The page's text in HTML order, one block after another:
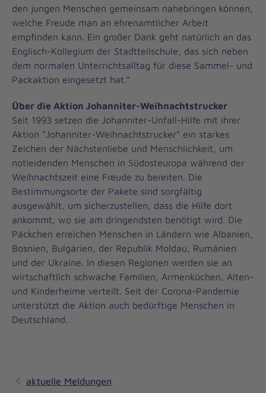
den jungen Menschen gemeinsam nahebringen können,
welche Freude man an ehrenamtlicher Arbeit
empfinden kann. Ein großer Dank geht natürlich an das
Englisch-Kollegium der Stadtteilschule, das sich neben
dem normalen Unterrichtsalltag für diese Sammel- und
Packaktion eingesetzt hat.“
Über die Aktion Johanniter-Weihnachtstrucker
Seit 1993 setzen die Johanniter-Unfall-Hilfe mit ihrer
Aktion "Johanniter-Weihnachtstrucker" ein starkes
Zeichen der Nächstenliebe und Menschlichkeit, um
notleidenden Menschen in Südosteuropa während der
Weihnachtszeit eine Freude zu bereiten. Die
Bestimmungsorte der Pakete sind sorgfältig
ausgewählt, um sicherzustellen, dass die Hilfe dort
ankommt, wo sie am dringendsten benötigt wird. Die
Päckchen erreichen Menschen in Ländern wie Albanien,
Bosnien, Bulgarien, der Republik Moldau, Rumänien
und der Ukraine. In diesen Regionen werden sie an
wirtschaftlich schwache Familien, Armenküchen, Alten-
und Kinderheime verteilt. Seit der Corona-Pandemie
unterstützt die Aktion auch bedürftige Menschen in
Deutschland.
aktuelle Meldungen